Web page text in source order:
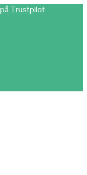
Trustpilot